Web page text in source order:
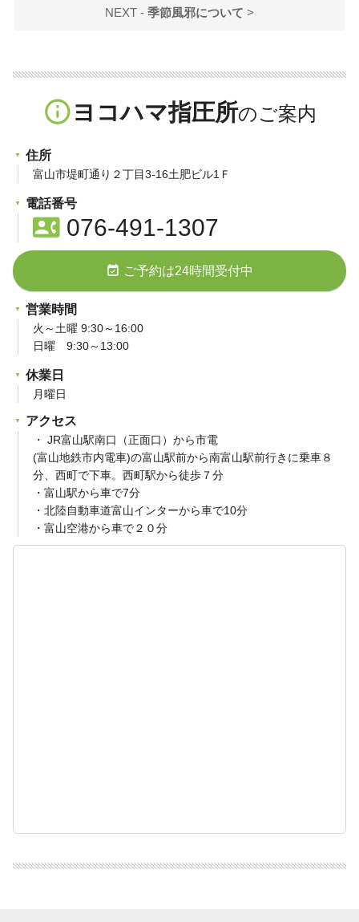
NEXT - 季節風邪について >
info_outlineヨコハマ指圧所
住所
富山市堤町通り２丁目3-16土肥ビル1Ｆ
電話番号
contact_phone076-491-1307
event_available ご予約は24時間受付中
営業時間
火～土曜 9:30～16:00
日曜 9:30～13:00
休業日
月曜日
アクセス
・ JR富山駅南口（正面口）から市電
(富山地鉄市内電車)の富山駅前から南富山駅前行きに乗車８
分、西町で下車。西町駅から徒歩７分
・富山駅から車で7分
・北陸自動車道富山インターから車で10分
・富山空港から車で２０分